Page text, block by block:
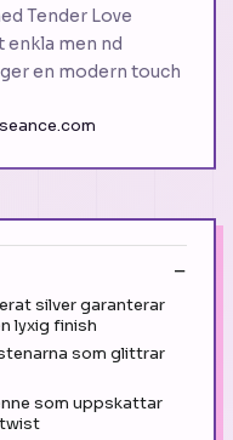
Tender Love
enkla men nd
en modern touch
silver garanterar
lyxig finish
som glittrar
som uppskattar
twist